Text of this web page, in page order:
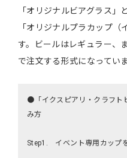
「オリジナルビアグラス」
「オリジナルプラカップ（
す。ビールはレギュラー、
で注文する形式になっていま
●「イクスピアリ・クラフト
み方
Step1. イベント専用カップを